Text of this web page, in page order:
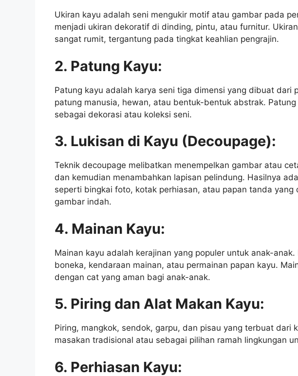
Ukiran kayu adalah seni mengukir motif atau gambar pada
menjadi ukiran dekoratif di dinding, pintu, atau furnitur.
sangat rumit, tergantung pada tingkat keahlian pengrajin.
2. Patung Kayu:
Patung kayu adalah karya seni tiga dimensi yang dibuat dari
patung manusia, hewan, atau bentuk-bentuk abstrak.
sebagai dekorasi atau koleksi seni.
3. Lukisan di Kayu (Decoupage):
Teknik decoupage melibatkan menempelkan gambar atau
dan kemudian menambahkan lapisan pelindung. Hasilnya
seperti bingkai foto, kotak perhiasan, atau papan tanda yang
gambar indah.
4. Mainan Kayu:
Mainan kayu adalah kerajinan yang populer untuk anak-
boneka, kendaraan mainan, atau permainan papan kayu.
dengan cat yang aman bagi anak-anak.
5. Piring dan Alat Makan Kayu:
Piring, mangkok, sendok, garpu, dan pisau yang terbuat dari
masakan tradisional atau sebagai pilihan ramah lingkungan
6. Perhiasan Kayu: